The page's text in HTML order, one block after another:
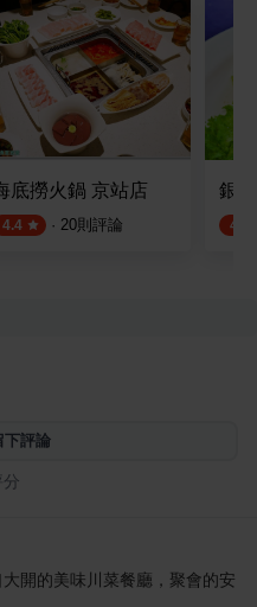
底撈火鍋 京站店
4.4 · 20則評論
銀
4.8
下評論
開的美味川菜餐廳，聚會的安